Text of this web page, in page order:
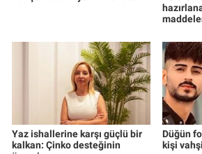
Yaz ishallerine karşı güçlü bir
kalkan: Çinko desteğinin
Düğün
kişi